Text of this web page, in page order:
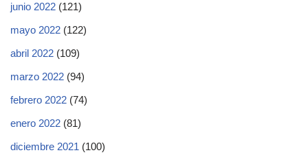
junio 2022 (121)
mayo 2022 (122)
abril 2022 (109)
marzo 2022 (94)
febrero 2022 (74)
enero 2022 (81)
diciembre 2021 (100)